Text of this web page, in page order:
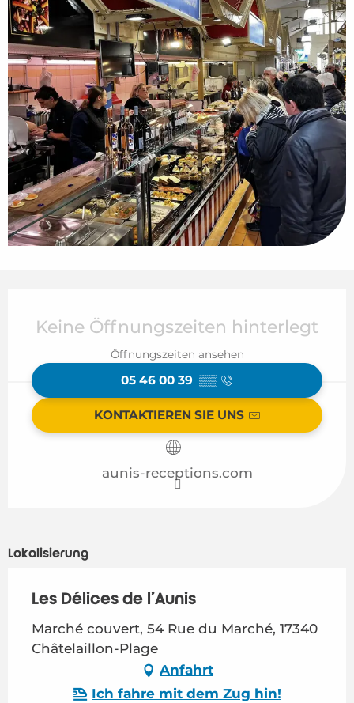
Keine Öffnungszeiten hinterlegt
Öffnungszeiten ansehen
05 46 00 39 ▒▒
KONTAKTIEREN SIE UNS
aunis-receptions.com
Lokalisierung
Les Délices de l'Aunis
Marché couvert, 54 Rue du Marché, 17340
Châtelaillon-Plage
Anfahrt
Ich fahre mit dem Zug hin!